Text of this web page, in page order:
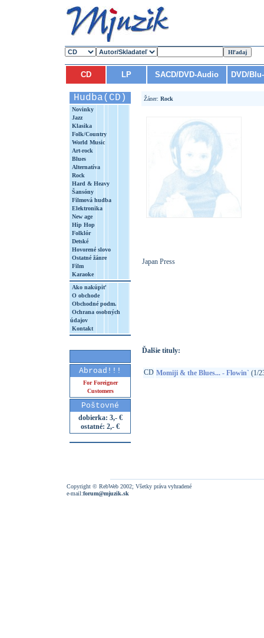
CD LP SACD/DVD-Audio DVD/
Hudba(CD)
Novinky
Jazz
Klasika
Folk/Country
World Music
Art-rock
Blues
Alternatíva
Rock
Hard & Heavy
Šansóny
Filmová hudba
Elektronika
New age
Hip Hop
Folklór
Detské
Hovorené slovo
Ostatné žánre
Film
Karaoke
Ako nakúpiť
O obchode
Obchodné podm.
Ochrana osobných
údajov
Kontakt
Abroad!!!
For Foreigner
Customers
Poštovné
dobierka: 3,- €
ostatné: 2,- €
Žáner: Rock
Japan Press
Ďalšie tituly:
CD Momiji & the Blues... - Flowin` (1/
Copyright © RebWeb 2002; Všetky práva vyhradené
e-mail:forum@mjuzik.sk